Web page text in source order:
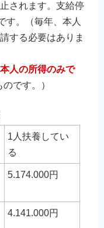
されます。支給停
す。（毎年、本人
する必要はありま
人の所得のみで
です。）
1人扶養してい
る
5.174.000円
4.141.000円